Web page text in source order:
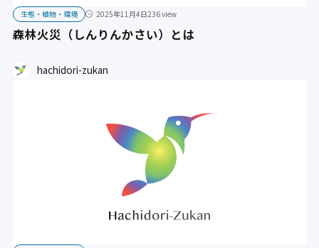
生態・植物・環境 2025年11月4日236 view
森林火災（しんりんかさい）とは
hachidori-zukan